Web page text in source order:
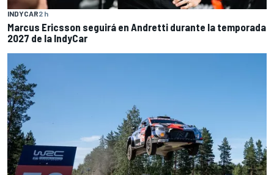
INDYCAR2 h
Marcus Ericsson seguirá en Andretti durante la temporada
2027 de la IndyCar